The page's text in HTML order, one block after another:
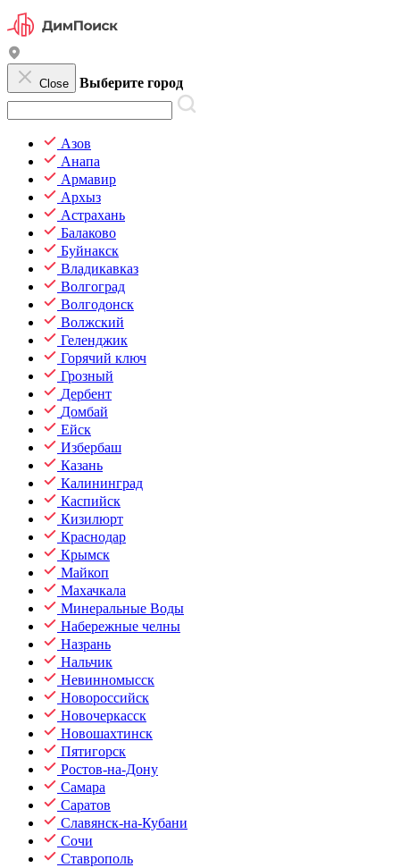
Close Выберите город
Азов
Анапа
Армавир
Архыз
Астрахань
Балаково
Буйнакск
Владикавказ
Волгоград
Волгодонск
Волжский
Геленджик
Горячий ключ
Грозный
Дербент
Домбай
Ейск
Избербаш
Казань
Калининград
Каспийск
Кизилюрт
Краснодар
Крымск
Майкоп
Махачкала
Минеральные Воды
Набережные челны
Назрань
Нальчик
Невинномысск
Новороссийск
Новочеркасск
Новошахтинск
Пятигорск
Ростов-на-Дону
Самара
Саратов
Славянск-на-Кубани
Сочи
Ставрополь